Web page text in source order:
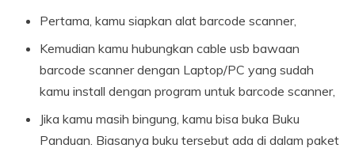
Pertama, kamu siapkan alat barcode scanner,
Kemudian kamu hubungkan cable usb bawaan
barcode scanner dengan Laptop/PC yang sudah
kamu install dengan program untuk barcode scanner,
Jika kamu masih bingung, kamu bisa buka Buku
Panduan. Biasanya buku tersebut ada di dalam paket